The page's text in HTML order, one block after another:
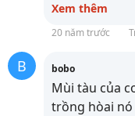
Xem thêm
20 năm trước
B bobo
Mùi tàu của
trồng hòai